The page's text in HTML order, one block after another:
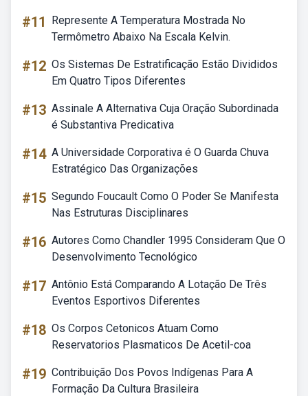
#11
Represente A Temperatura Mostrada No
Termômetro Abaixo Na Escala Kelvin.
#12 Os Sistemas De Estratificação Estão Divididos
Em Quatro Tipos Diferentes
#13 Assinale A Alternativa Cuja Oração Subordinada
é Substantiva Predicativa
#14 A Universidade Corporativa é O Guarda Chuva
Estratégico Das Organizações
#15 Segundo Foucault Como O Poder Se Manifesta
Nas Estruturas Disciplinares
#16 Autores Como Chandler 1995 Consideram Que O
Desenvolvimento Tecnológico
#17 Antônio Está Comparando A Lotação De Três
Eventos Esportivos Diferentes
#18 Os Corpos Cetonicos Atuam Como
Reservatorios Plasmaticos De Acetil-coa
#19 Contribuição Dos Povos Indígenas Para A
Formação Da Cultura Brasileira